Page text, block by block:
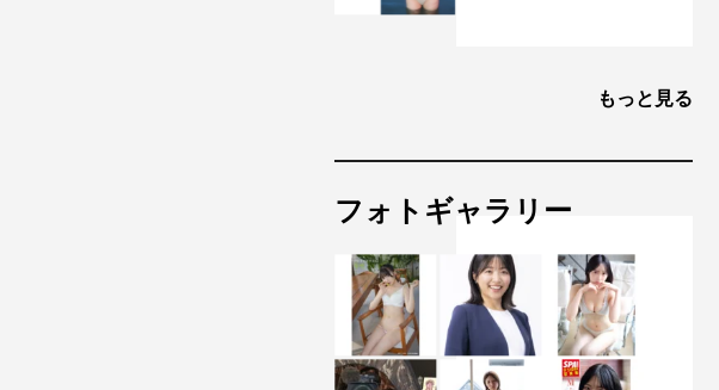
もっと見る
フォトギャラリー